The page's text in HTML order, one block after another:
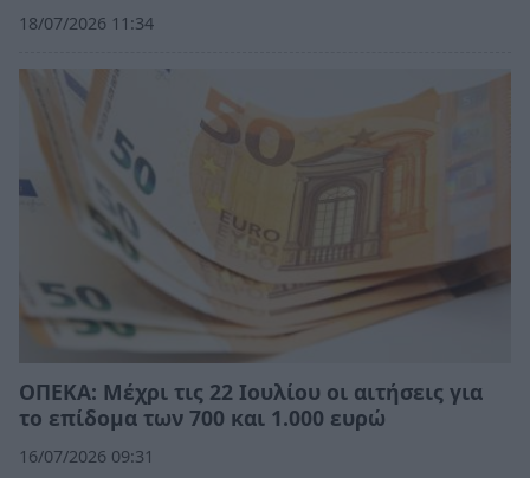
18/07/2026 11:34
ΟΠΕΚΑ: Μέχρι τις 22 Ιουλίου οι αιτήσεις για
το επίδομα των 700 και 1.000 ευρώ
16/07/2026 09:31